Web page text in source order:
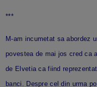
***
M-am incumetat sa abordez
povestea de mai jos cred ca
de Elvetia ca fiind
banci. Despre cel din urma